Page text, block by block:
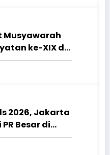
Musyawarah
ke-XIX di
Alami
2026, Jakarta
Besar di